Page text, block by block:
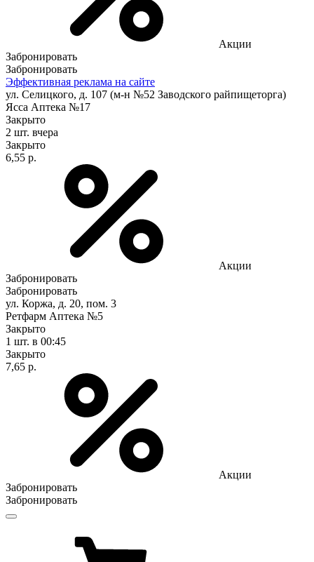
Акции
Забронировать
Забронировать
Эффективная реклама на сайте
ул. Селицкого, д. 107 (м-н №52 Заводского райпищеторга)
Ясса Аптека №17
Закрыто
2 шт. вчера
Закрыто
6,55 р.
Акции
Забронировать
Забронировать
ул. Коржа, д. 20, пом. 3
Ретфарм Аптека №5
Закрыто
1 шт. в 00:45
Закрыто
7,65 р.
Акции
Забронировать
Забронировать